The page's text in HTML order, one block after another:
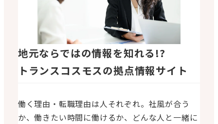
地元ならではの情報を知れる!?
トランスコスモスの拠点情報サイト
働く理由・転職理由は人それぞれ。社風が合う
か、働きたい時間に働けるか、どんな人と一緒に